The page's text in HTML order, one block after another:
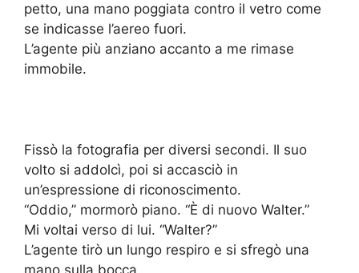
petto, una mano poggiata contro il vetro come
se indicasse l’aereo fuori.
L’agente più anziano accanto a me rimase
immobile.
Fissò la fotografia per diversi secondi. Il suo
volto si addolcì, poi si accasciò in
un’espressione di riconoscimento.
“Oddio,” mormorò piano. “È di nuovo Walter.”
Mi voltai verso di lui. “Walter?”
L’agente tirò un lungo respiro e si sfregò una